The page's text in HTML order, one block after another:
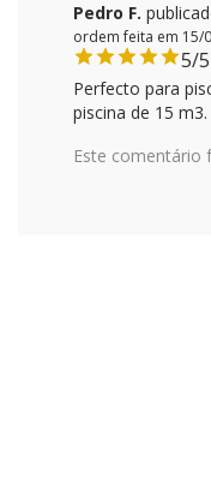
Pedro F.
ordem feita em 15/
5/5
Perfecto para
piscina de 15 m3.
Este comentário